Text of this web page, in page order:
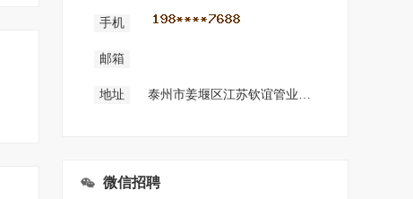
手机
邮箱
地址 泰州市姜堰区江苏钦谊管业有限公司
微信招聘